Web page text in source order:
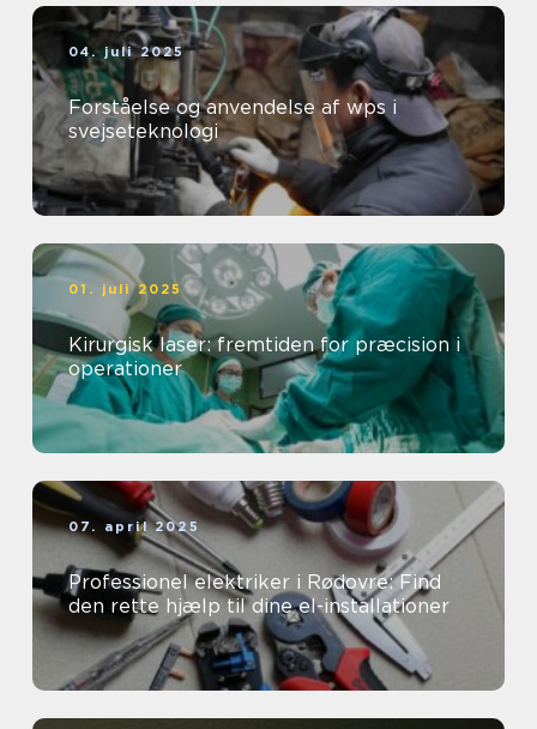
04. juli 2025
Forståelse og anvendelse af wps i
svejseteknologi
01. juli 2025
Kirurgisk laser: fremtiden for præcision i
operationer
07. april 2025
Professionel elektriker i Rødovre: Find
den rette hjælp til dine el-installationer